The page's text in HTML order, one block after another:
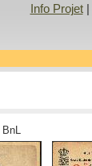
Info Projet|